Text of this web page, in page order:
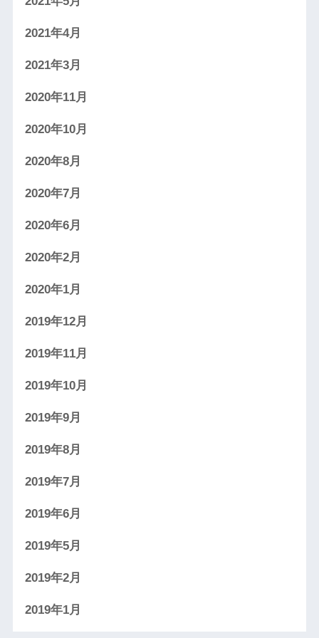
2021年4月
2021年3月
2020年11月
2020年10月
2020年8月
2020年7月
2020年6月
2020年2月
2020年1月
2019年12月
2019年11月
2019年10月
2019年9月
2019年8月
2019年7月
2019年6月
2019年5月
2019年2月
2019年1月